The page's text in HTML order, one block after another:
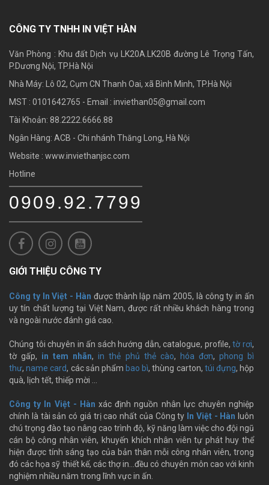
CÔNG TY TNHH IN VIỆT HÀN
Văn Phòng : Khu đất Dịch vụ LK20A.LK20B đường Lê Trọng Tấn,
P.Dương Nội, TP.Hà Nội
Nhà Máy: Lô 02, Cụm CN Thanh Oai, xã Bình Minh, TP.Hà Nội
MST : 0101642765 - Email : inviethan05@gmail.com
Tài Khoản: 88.2222.6666.88
Ngân Hàng: ACB - Chi nhánh Thăng Long, Hà Nội
Website : www.inviethanjsc.com
Hotline
0909.92.7799
GIỚI THIỆU CÔNG TY
Công ty In Việt - Hàn được thành lập năm 2005, là công ty in ấn
uy tín chất lượng tại Việt Nam, được rất nhiều khách hàng trong
và ngoài nước đánh giá cao.
Chúng tôi chuyên in ấn sách hướng dẫn, catalogue, profile,tờ rơi,
tờ gấp, in tem nhãn,in thẻ phủ thẻ cào, hóa đơn, phong bì
thư,name card, các sản phẩm bao bì, thùng carton, túi đựng, hộp
quà, lịch tết, thiếp mời …
Công ty In Việt - Hàn xác định nguồn nhân lực chuyên nghiệp
chính là tài sản có giá trị cao nhất của Công ty In Việt - Hàn luôn
chú trọng đào tạo nâng cao trình độ, kỹ năng làm việc cho đội ngũ
cán bộ công nhân viên, khuyến khích nhân viên tự phát huy thể
hiện được tính sáng tạo của bản thân mỗi công nhân viên, trong
đó các họa sỹ thiết kế, các thợ in…đều có chuyên môn cao với kinh
nghiệm nhiều năm trong lĩnh vực in ấn.